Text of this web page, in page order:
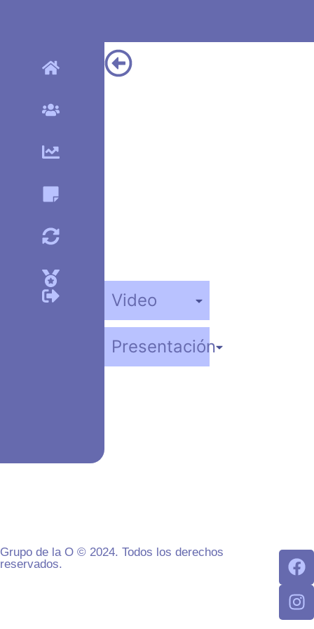
Video
Presentación
Grupo de la O © 2024. Todos los derechos
reservados.